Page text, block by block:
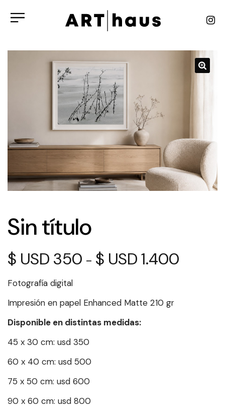
Sin título
$ 350 - $ 1.400
Fotografía digital
Impresión en papel Enhanced Matte 210 gr
Disponible en distintas medidas:
45 x 30 cm: usd 350
60 x 40 cm: usd 500
75 x 50 cm: usd 600
90 x 60 cm: usd 800